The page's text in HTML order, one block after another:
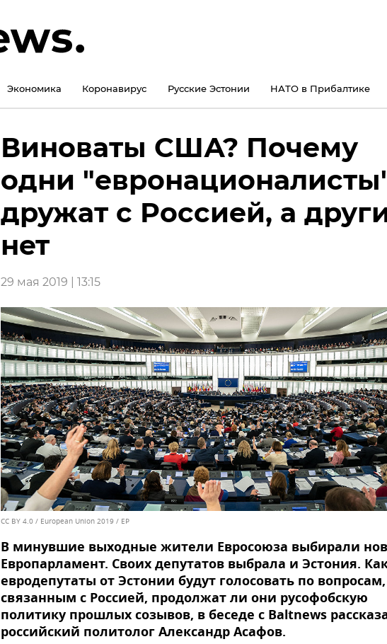
Экономика Коронавирус Русские Эстонии НАТО в Прибалтике
Виноваты США? Почему
одни
дружат с Россией, а
нет
29 мая 2019 | 13:15
CC BY 4.0 / European Union 2019 / EP
В минувшие выходные жители Евросоюза выбирали
Европарламент. Своих депутатов выбрала и Эстония.
евродепутаты от Эстонии будут голосовать по вопросам,
связанным с Россией, продолжат ли они русофобскую
политику прошлых созывов, в беседе с Baltnews
российский политолог Александр Асафов.